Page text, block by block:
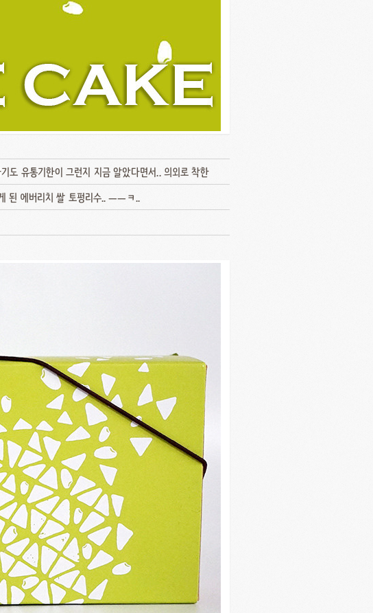
도 유통기한이 그런지 지금 알았다면서.. 의외로 착한
된 에버리치 쌀 토펑리수.. ㅡㅡㅋ..